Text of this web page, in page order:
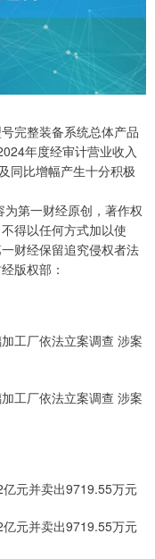
完整装备系统总体产品
年度经审计营业收入
同比增幅产生十分积极
第一财经原创，著作权
得以任何方式加以使
财经保留追究侵权者法
版权部：
工厂依法立案调查 涉案
工厂依法立案调查 涉案
元并卖出9719.55万元
元并卖出9719.55万元